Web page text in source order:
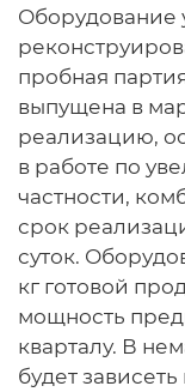
Оборудование
пробная
выпущена в
реализацию,
в работе по
частности,
срок
суток.
кг готовой
мощность
кварталу. В
будет